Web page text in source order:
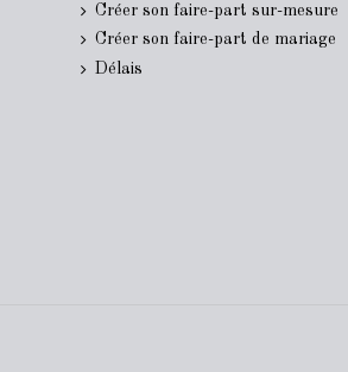
Créer son faire-part sur-mesure
Créer son faire-part de mariage
Délais